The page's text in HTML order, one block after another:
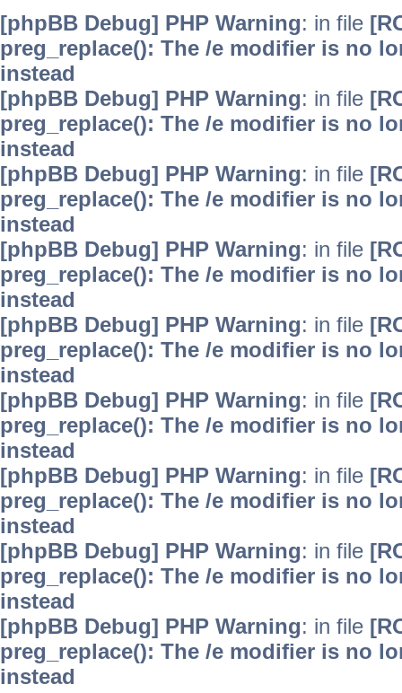
[phpBB Debug] PHP Warning: in file
preg_replace(): The /e modifier is no
instead
[phpBB Debug] PHP Warning: in file
preg_replace(): The /e modifier is no
instead
[phpBB Debug] PHP Warning: in file
preg_replace(): The /e modifier is no
instead
[phpBB Debug] PHP Warning: in file
preg_replace(): The /e modifier is no
instead
[phpBB Debug] PHP Warning: in file
preg_replace(): The /e modifier is no
instead
[phpBB Debug] PHP Warning: in file
preg_replace(): The /e modifier is no
instead
[phpBB Debug] PHP Warning: in file
preg_replace(): The /e modifier is no
instead
[phpBB Debug] PHP Warning: in file
preg_replace(): The /e modifier is no
instead
[phpBB Debug] PHP Warning: in file
preg_replace(): The /e modifier is no
instead